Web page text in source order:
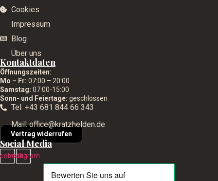
Cookies
Impressum
Blog
Über uns
Kontaktdaten
Öffnungszeiten:
Mo – Fr: 07:00 – 20:00
Samstag: 07:00-15:00
Sonn- und Feiertage: geschlossen
Tel. +43 681 844 66 343
Mail: office@kratzhelden.de
Vertrag widerrufen
Social Media
Instagram